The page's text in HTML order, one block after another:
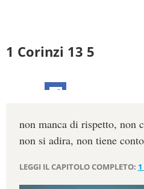
1 Corinzi 13 5
non manca di rispetto, non
non si adira, non tiene
LEGGI IL CAPITOLO COMPLETO: